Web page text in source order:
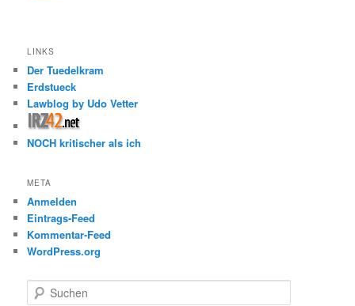
LINKS
Der Tuedelkram
Erdstueck
Lawblog by Udo Vetter
NOCH kritischer als ich
META
Anmelden
Eintrags-Feed
Kommentar-Feed
WordPress.org
u